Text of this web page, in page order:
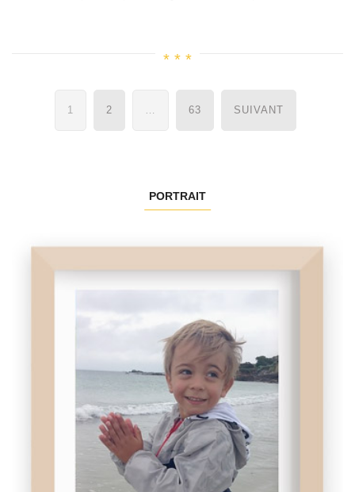
Navigation
des
1 2 … 63 SUIVANT
PORTRAIT